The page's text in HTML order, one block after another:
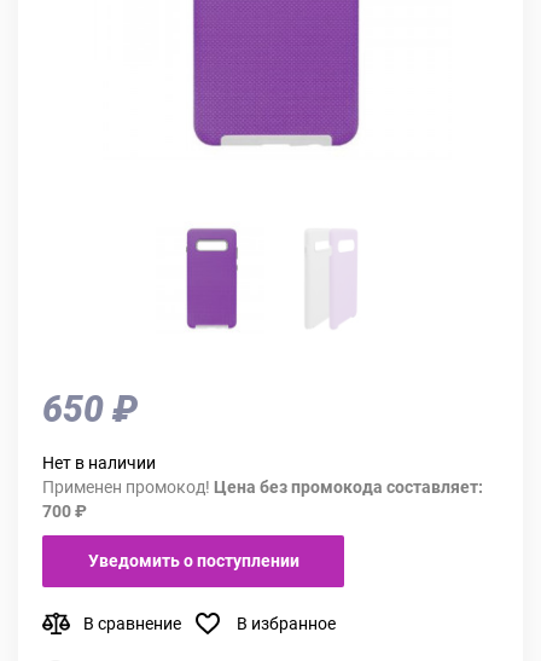
650 ₽
Нет в наличии
Применен промокод! Цена без промокода составляет:
700 ₽
Уведомить о поступлении
В сравнение В избранное